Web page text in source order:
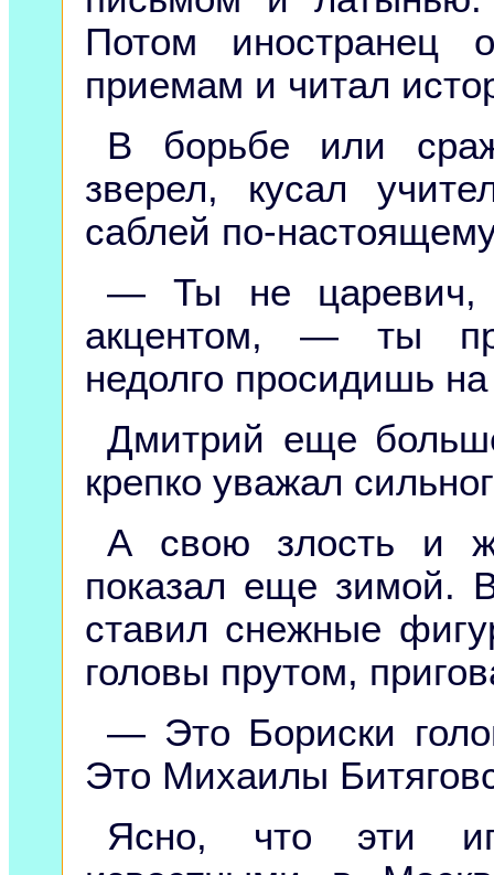
Потом иностранец
приемам и читал
В борьбе или
зверел, кусал
саблей по-
— Ты не царевич,
акцентом, — ты
недолго просидишь
Дмитрий еще
крепко уважал
А свою злость и
показал еще зимой.
ставил снежные
головы прутом,
— Это Бориски
Это Михаилы
Ясно, что эти